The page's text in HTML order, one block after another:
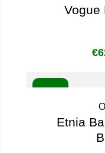
Vogue
€
Etnia